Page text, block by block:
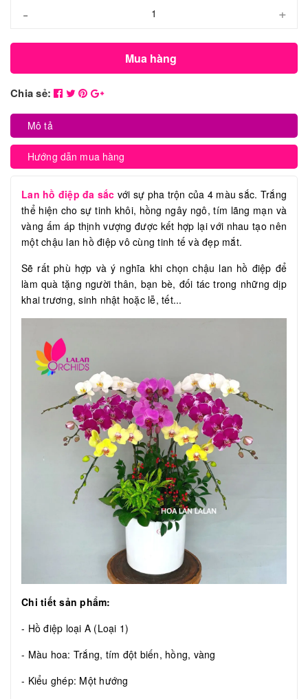
- +
Mua hàng
Chia sẻ:
Mô tả
Hướng dẫn mua hàng
Lan hồ điệp đa sắc với sự pha trộn của 4 màu sắc. Trắng
thể hiện cho sự tinh khôi, hồng ngây ngô, tím lãng mạn và
vàng ấm áp thịnh vượng được kết hợp lại với nhau tạo nên
một chậu lan hồ điệp vô cùng tinh tế và đẹp mắt.
Sẽ rất phù hợp và ý nghĩa khi chọn chậu lan hồ điệp để
làm quà tặng người thân, bạn bè, đối tác trong những dịp
khai trương, sinh nhật hoặc lễ, tết...
Chi tiết sản phẩm:
- Hồ điệp loại A (Loại 1)
- Màu hoa: Trắng, tím đột biến, hồng, vàng
- Kiểu ghép: Một hướng